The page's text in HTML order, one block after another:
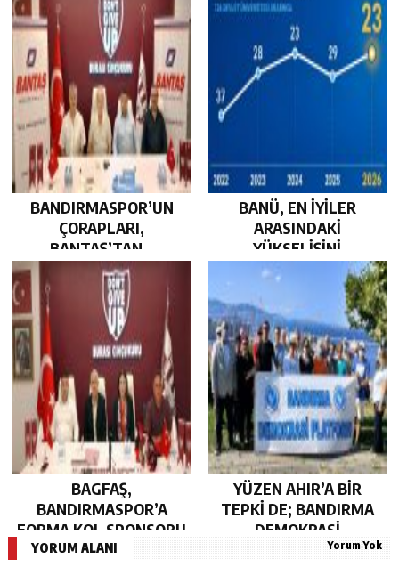
BANDIRMASPOR’UN
ÇORAPLARI,
BANTAŞ’TAN…
BANÜ, EN İYİLER
ARASINDAKİ
YÜKSELİŞİNİ
SÜRDÜRDÜ…
BAGFAŞ,
BANDIRMASPOR’A
FORMA KOL SPONSORU
OLARAK KUCAK AÇTI…
YÜZEN AHIR’A BİR
TEPKİ DE; BANDIRMA
DEMOKRASİ
PLATFORMU’NDAN…
YORUM ALANI Yorum Yok